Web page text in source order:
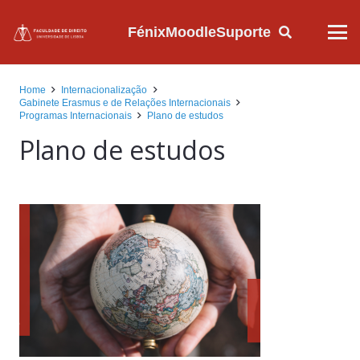
FénixMoodleSuporte
Home
Internacionalização
Gabinete Erasmus e de Relações Internacionais
Programas Internacionais
Plano de estudos
Plano de estudos